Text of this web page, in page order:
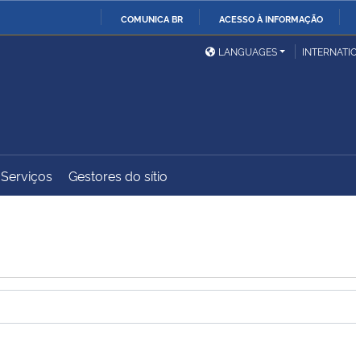
COMUNICA BR ACESSO À INFORMAÇÃO
Ministério da Defesa
Ministério das Relações
Exteriores
Ministério do
LANGUAGES
Serviços Gestores do sítio